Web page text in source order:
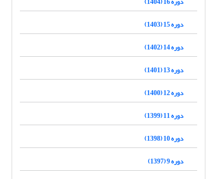
دوره 15 (1403)
دوره 14 (1402)
دوره 13 (1401)
دوره 12 (1400)
دوره 11 (1399)
دوره 10 (1398)
دوره 9 (1397)